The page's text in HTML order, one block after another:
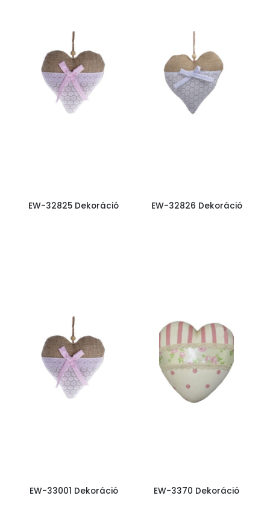
EW-32825 Dekoráció EW-32826 Dekoráció
EW-33001 Dekoráció EW-3370 Dekoráció